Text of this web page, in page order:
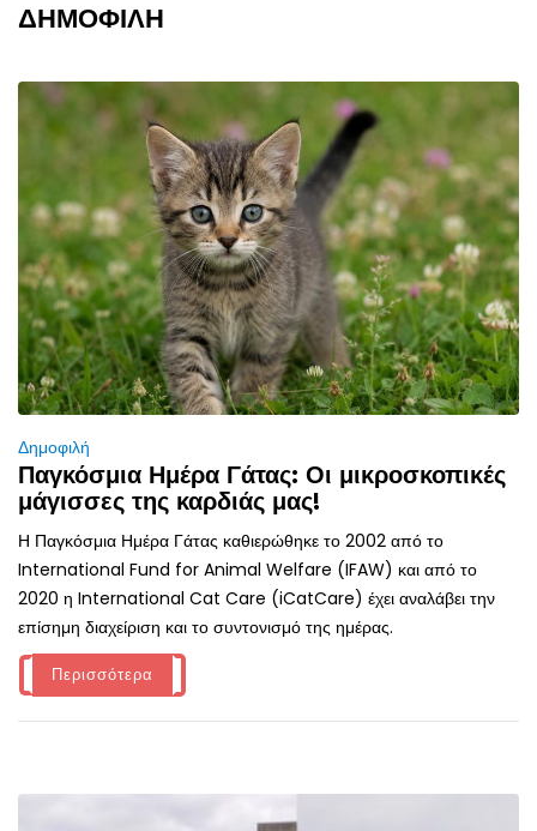
ΔΗΜΟΦΙΛΗ
Δημοφιλή
Παγκόσμια Ημέρα Γάτας: Οι μικροσκοπικές
μάγισσες της καρδιάς μας!
Η Παγκόσμια Ημέρα Γάτας καθιερώθηκε το 2002 από το
International Fund for Animal Welfare (IFAW) και από το
2020 η International Cat Care (iCatCare) έχει αναλάβει την
επίσημη διαχείριση και το συντονισμό της ημέρας.
Περισσότερα